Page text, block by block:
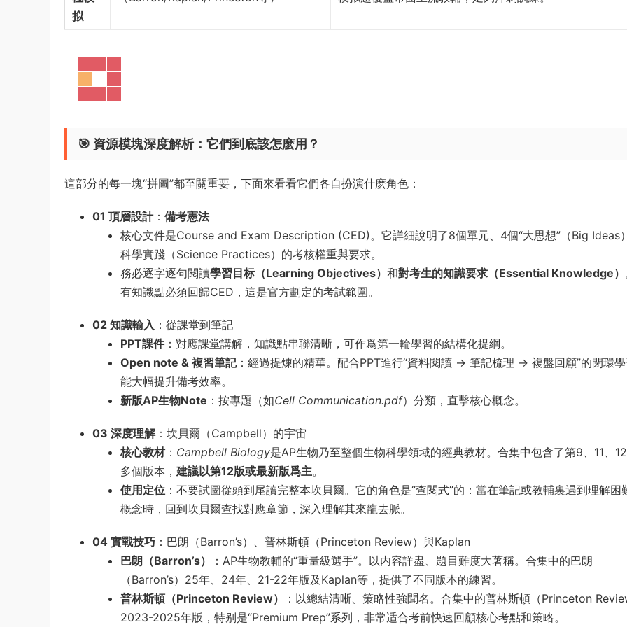
拟
🎯 資源模塊深度解析：它們到底該怎麽用？
這部分的每一塊“拼圖”都至關重要，下面來看看它們各自扮演什麽角色：
01 頂層設計： 備考憲法
核心文件是Course and Exam Description (CED)。它詳細說明了8個單元、4個“大思想”（Big Ideas
科學實踐（Science Practices）的考核權重與要求。
務必逐字逐句閱讀學習目标（Learning Objectives） 和對考生的知識要求（Essential Knowledge）
有知識點必須回歸CED，這是官方劃定的考試範圍。
02 知識輸入 ：從課堂到筆記
PPT課件：對應課堂講解，知識點串聯清晰，可作爲第一輪學習的結構化提綱。
Open note & 複習筆記：經過提煉的精華。配合PPT進行“資料閱讀 → 筆記梳理 → 複盤回顧”的閉環學
能大幅提升備考效率。
新版AP生物Note ：按專題（如Cell Communication.pdf）分類，直擊核心概念。
03 深度理解：坎貝爾（Campbell）的宇宙
核心教材： Campbell Biology是AP生物乃至整個生物科學領域的經典教材。合集中包含了第9、11、
多個版本， 建議以第12版或最新版爲主。
使用定位 ：不要試圖從頭到尾讀完整本坎貝爾。它的角色是“查閱式”的：當在筆記或教輔裏遇到理解困
概念時，回到坎貝爾查找對應章節，深入理解其來龍去脈。
04 實戰技巧 ：巴朗（Barron’s）、普林斯頓（Princeton Review）與Kaplan
巴朗（Barron’s）
：AP生物教輔的“重量級選手”。以内容詳盡、題目難度大著稱。合集中的巴朗
（Barron’s）25年、24年、21-22年版及Kaplan等，提供了不同版本的練習。
普林斯頓（Princeton Review）
：以總結清晰、策略性強聞名。合集中的普林斯頓（Princeton
2023-2025年版，特别是“Premium Prep”系列，非常适合考前快速回顧核心考點和策略。